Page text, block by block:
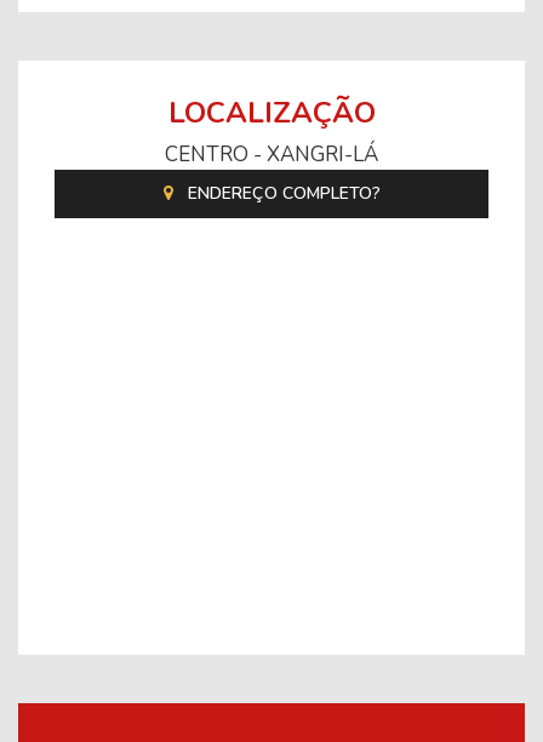
LOCALIZAÇÃO
CENTRO - XANGRI-LÁ
ENDEREÇO COMPLETO?